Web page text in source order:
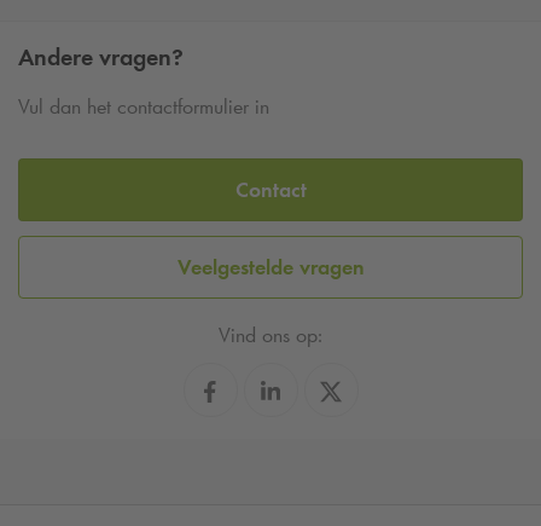
Andere vragen?
Vul dan het contactformulier in
Contact
Veelgestelde vragen
Vind ons op: